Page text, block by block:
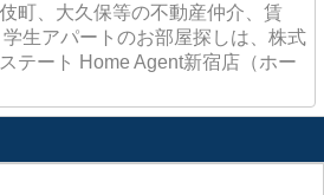
町、大久保等の不動産仲介、賃
生アパートのお部屋探しは、株式
テート Home Agent新宿店（ホー